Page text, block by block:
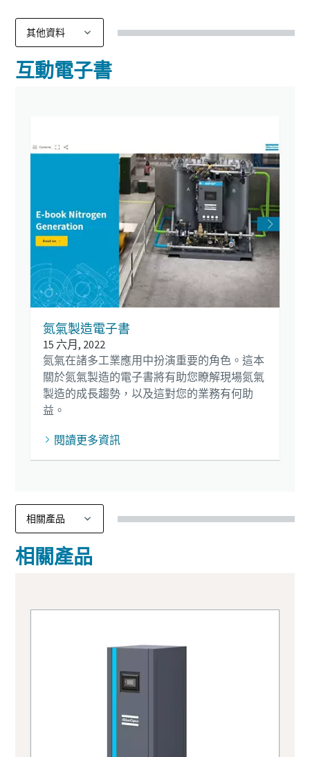
互動電子書
氮氣製造電子書
15 六月, 2022
氮氣在諸多工業應用中扮演重要的角色。這本
關於氮氣製造的電子書將有助您瞭解現場氮氣
製造的成長趨勢，以及這對您的業務有何助
益。
閱讀更多資訊
相關產品